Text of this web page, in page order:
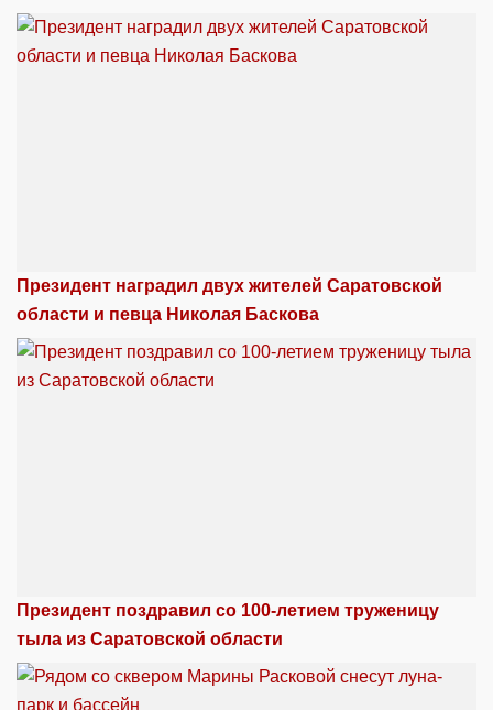
Президент наградил двух жителей Саратовской
области и певца Николая Баскова
Президент поздравил со 100-летием труженицу
тыла из Саратовской области